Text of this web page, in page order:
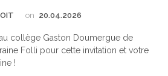
on 20.04.2026
collège Gaston Doumergue de
Folli pour cette invitation et votre
!